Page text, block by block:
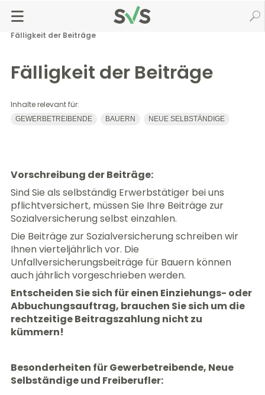
Seiteninhalt
springen
Navigation
springen
Startseite
Versicherung & Beiträge
Beitragsberechnung & Zahlung
Beitragszahlung
Fälligkeit der Beiträge
Fälligkeit der Beiträge
Inhalte relevant für:
GEWERBETREIBENDE BAUERN NEUE SELBSTÄNDIGE
Vorschreibung der Beiträge:
Sind Sie als selbständig Erwerbstätiger bei uns
pflichtversichert, müssen Sie Ihre Beiträge zur
Sozialversicherung selbst einzahlen.
Die Beiträge zur Sozialversicherung schreiben wir
Ihnen vierteljährlich vor. Die
Unfallversicherungsbeiträge für Bauern können
auch jährlich vorgeschrieben werden.
Entscheiden Sie sich für einen Einziehungs- oder
Abbuchungsauftrag, brauchen Sie sich um die
rechtzeitige Beitragszahlung nicht zu
kümmern!
Besonderheiten für Gewerbetreibende, Neue
Selbständige und Freiberufler: